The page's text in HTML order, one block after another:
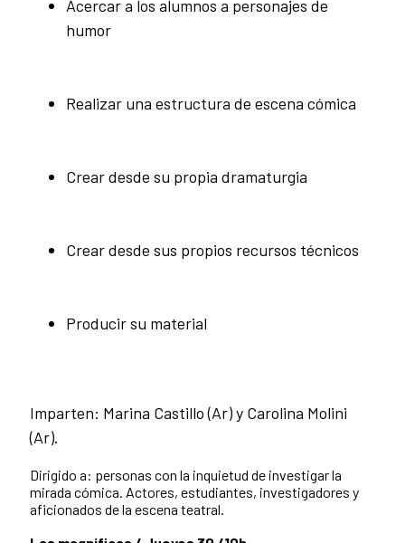
Acercar a los alumnos a personajes de
humor
Realizar una estructura de escena cómica
Crear desde su propia dramaturgia
Crear desde sus propios recursos técnicos
Producir su material
Imparten: Marina Castillo (Ar) y Carolina Molini
(Ar).
Dirigido a: personas con la inquietud de investigar la
mirada cómica. Actores, estudiantes, investigadores y
aficionados de la escena teatral.